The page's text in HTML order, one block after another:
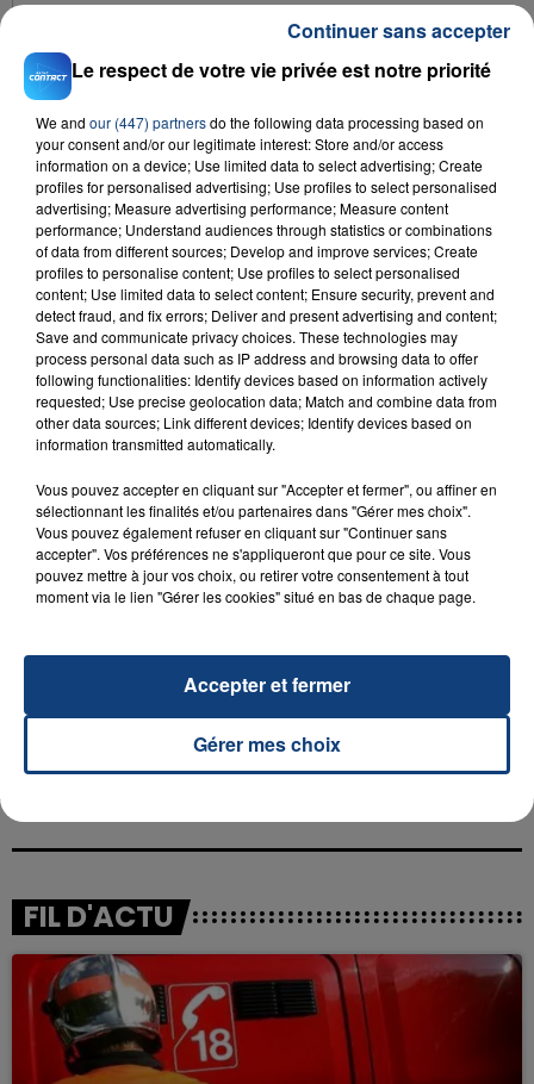
S.A.
Jour Meilleur
ORELSAN
FIL D'ACTU
Le respect de votre vie privée est notre priorité
We and our (447) partnersdo the following data processing based on
your consent and/or our legitimate interest: Store and/or access
information on a device; Use limited data to select advertising; Create
profiles for personalised advertising; Use profiles to select personalised
advertising; Measure advertising performance; Measure content
performance; Understand audiences through statistics or combinations
of data from different sources; Develop and improve services; Create
profiles to personalise content; Use profiles to select personalised
content; Use limited data to select content; Ensure security, prevent and
detect fraud, and fix errors; Deliver and present advertising and content;
Save and communicate privacy choices. These technologies may
process personal data such as IP address and browsing data to offer
following functionalities: Identify devices based on information actively
requested; Use precise geolocation data; Match and combine data from
other data sources; Link different devices; Identify devices based on
information transmitted automatically.
Vous pouvez accepter en cliquant sur "Accepter et fermer", ou affiner en
sélectionnant les finalités et/ou partenaires dans "Gérer mes choix".
Vous pouvez également refuser en cliquant sur "Continuer sans
accepter". Vos préférences ne s'appliqueront que pour ce site. Vous
pouvez mettre à jour vos choix, ou retirer votre consentement à tout
moment via le lien "Gérer les cookies" situé en bas de chaque page.
Gérer mes choix
Accepter et fermer
Continuer sans accepter